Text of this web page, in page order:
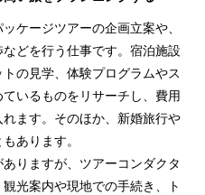
ケージツアーの企画立案や、
どを行う仕事です。宿泊施設
の見学、体験プログラムやス
いるものをリサーチし、費用
ます。そのほか、新婚旅行や
あります。
りますが、ツアーコンダクタ
光案内や現地での手続き、ト